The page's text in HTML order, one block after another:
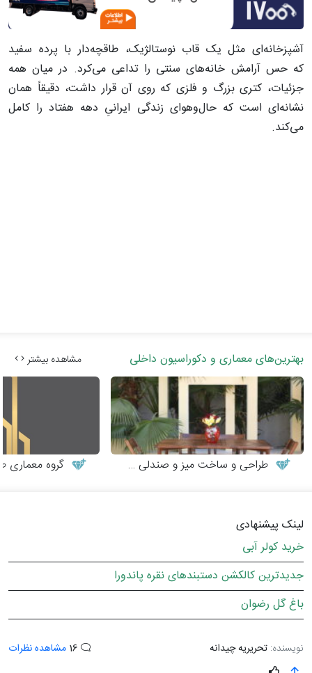
آشپزخانه‌ای مثل یک قاب نوستالژیک، طاقچه‌دار با پرده سفید
که حس آرامش خانه‌های سنتی را تداعی می‌کرد. در میان همه
جزئیات، کتری بزرگ و فلزی که روی آن قرار داشت، دقیقاً همان
نشانه‌ای است که حال‌و‌هوای زندگی ایرانیِ دهه هفتاد را کامل
می‌کند.
بهترین‌های معماری و دکوراسیون داخلی مشاهده بیشتر
طراحی و ساخت میز و صندلی چوبی گروه معماری
لینک پیشنهادی
خرید کولر آبی
جدیدترین کالکشن دستبندهای نقره پاندورا
باغ گل رضوان
نویسنده: تحریریه چیدانه مشاهده نظرات